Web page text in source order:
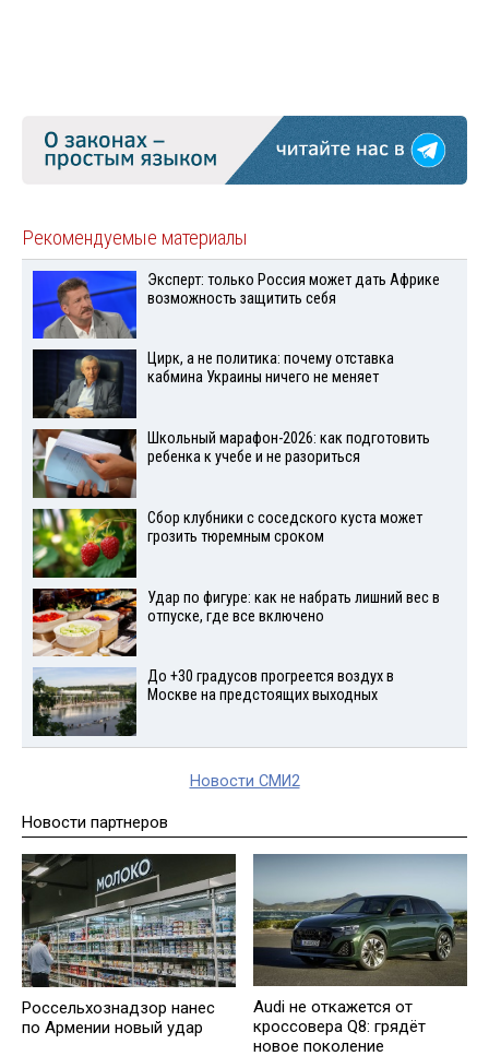
Рекомендуемые материалы
Эксперт: только Россия может дать Африке
возможность защитить себя
Цирк, а не политика: почему отставка
кабмина Украины ничего не меняет
Школьный марафон-2026: как подготовить
ребенка к учебе и не разориться
Сбор клубники с соседского куста может
грозить тюремным сроком
Удар по фигуре: как не набрать лишний вес в
отпуске, где все включено
До +30 градусов прогреется воздух в
Москве на предстоящих выходных
Новости СМИ2
Новости партнеров
Россельхознадзор нанес
по Армении новый удар
Audi не откажется от
кроссовера Q8: грядёт
новое поколение